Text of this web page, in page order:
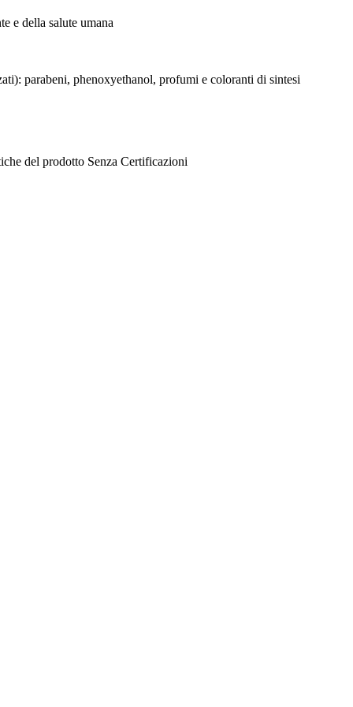
e della salute umana
parabeni, phenoxyethanol, profumi e coloranti di sintesi
del prodotto Senza Certificazioni